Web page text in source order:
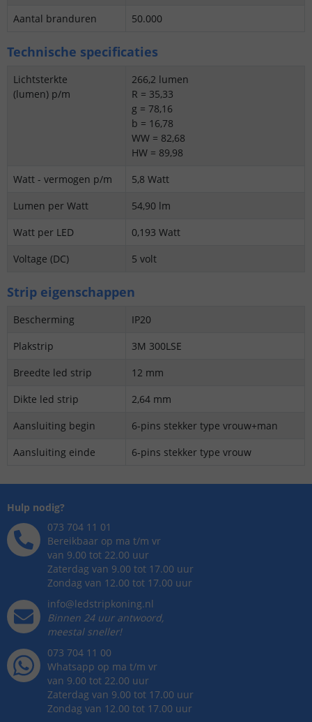
Aantal branduren
50.000
Technische specificaties
Lichtsterkte
(lumen) p/m
266,2 lumen
R = 35,33
g = 78,16
b = 16,78
WW = 82,68
HW = 89,98
Watt - vermogen p/m
5,8 Watt
Lumen per Watt
54,90 lm
Watt per LED
0,193 Watt
Voltage (DC)
5 volt
Strip eigenschappen
Bescherming
IP20
Plakstrip
3M 300LSE
Breedte led strip
12 mm
Dikte led strip
2,64 mm
Aansluiting begin
6-pins stekker type vrouw+man
Aansluiting einde
6-pins stekker type vrouw
Hulp nodig?
073 704 11 01
Bereikbaar op ma t/m vr
van 9.00 tot 22.00 uur
Zaterdag van 9.00 tot 17.00 uur
Zondag van 12.00 tot 17.00 uur
info@ledstripkoning.nl
Binnen 24 uur antwoord,
meestal sneller!
073 704 11 00
Whatsapp op ma t/m vr
van 9.00 tot 22.00 uur
Zaterdag van 9.00 tot 17.00 uur
Zondag van 12.00 tot 17.00 uur